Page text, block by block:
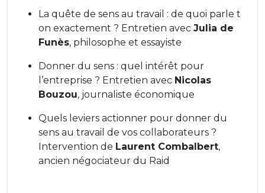
La quête de sens au travail : de quoi parle t
on exactement ? Entretien avec Julia de
Funès, philosophe et essayiste
Donner du sens : quel intérêt pour
l’entreprise ? Entretien avec Nicolas
Bouzou, journaliste économique
Quels leviers actionner pour donner du
sens au travail de vos collaborateurs ?
Intervention de Laurent Combalbert,
ancien négociateur du Raid